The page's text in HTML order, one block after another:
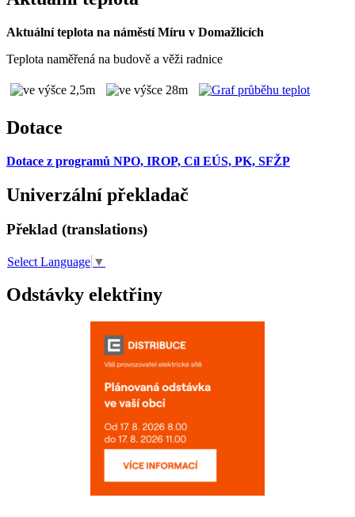
Aktuální teplota na náměstí Míru v Domažlicích
Teplota naměřená na budově a věži radnice
Dotace
Dotace z programů NPO, IROP, Cíl EÚS, PK, SFŽP
Univerzální překladač
Překlad (translations)
Select Language ▼
Odstávky elektřiny